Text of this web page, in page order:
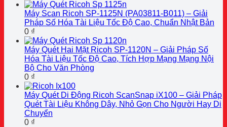
Máy Scan Ricoh SP-1125N (PA03811-B011) – Giải
Pháp Số Hóa Tài Liệu Tốc Độ Cao, Chuẩn Nhật Bản
0 ₫
Máy Quét Hai Mặt Ricoh SP-1120N – Giải Pháp Số
Hóa Tài Liệu Tốc Độ Cao, Tích Hợp Mạng Mạng Nội
Bộ Cho Văn Phòng
0 ₫
Máy Quét Di Động Ricoh ScanSnap iX100 – Giải Pháp
Quét Tài Liệu Không Dây, Nhỏ Gọn Cho Người Hay Di
Chuyển
0 ₫